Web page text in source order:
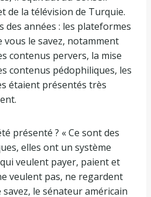
de la télévision de Turquie.
des années : les plateformes
vous le savez, notamment
contenus pervers, la mise
contenus pédophiliques, les
étaient présentés très
présenté ? « Ce sont des
elles ont un système
veulent payer, paient et
veulent pas, ne regardent
savez, le sénateur américain